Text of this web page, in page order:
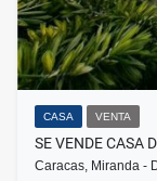
CASA VENTA
SE VENDE CASA
Caracas, Miranda -